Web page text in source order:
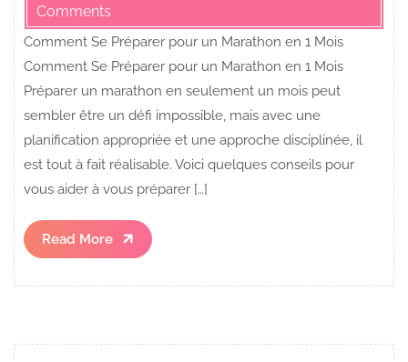
Comments
Comment Se Préparer pour un Marathon en 1 Mois
Comment Se Préparer pour un Marathon en 1 Mois
Préparer un marathon en seulement un mois peut
sembler être un défi impossible, mais avec une
planification appropriée et une approche disciplinée, il
est tout à fait réalisable. Voici quelques conseils pour
vous aider à vous préparer […]
Read More
Read
More